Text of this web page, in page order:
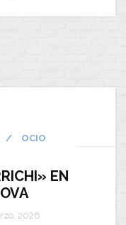
/
OCIO
EN
2026